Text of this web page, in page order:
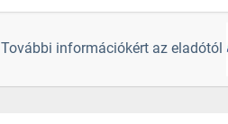
További információkért az eladótól